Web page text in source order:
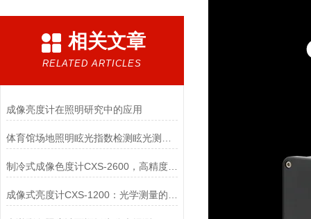
相关文章
RELATED ARTICLES
成像亮度计在照明研究中的应用
制冷式成像色度计CXS-2600，高精度光学测量的技术突破与应用革新